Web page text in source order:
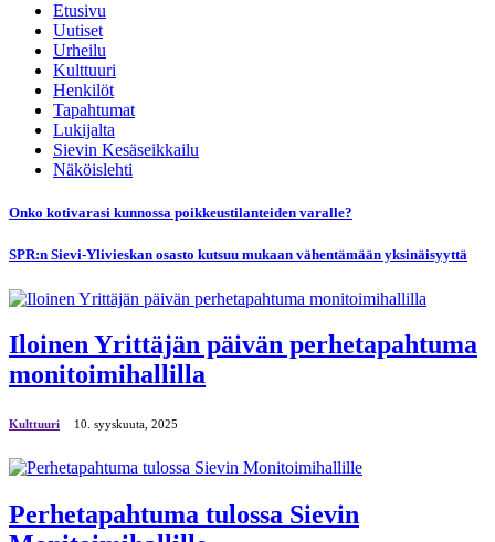
Etusivu
Uutiset
Urheilu
Kulttuuri
Henkilöt
Tapahtumat
Lukijalta
Sievin Kesäseikkailu
Näköislehti
Onko kotivarasi kunnossa poikkeustilanteiden varalle?
SPR:n Sievi-Ylivieskan osasto kutsuu mukaan vähentämään yksinäisyyttä
Iloinen Yrittäjän päivän perhetapahtuma
monitoimihallilla
Kulttuuri 10. syyskuuta, 2025
Perhetapahtuma tulossa Sievin